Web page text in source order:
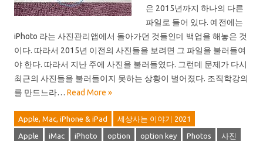
은 2015년까지 하나의 다른
파일로 들어 있다. 예전에는
iPhoto 라는 사진관리앱에서 돌아가던 것들인데 백업을 해놓은 것
이다. 따라서 2015년 이전의 사진들을 보려면 그 파일을 불러들여
야 한다. 따라서 지난 주에 사진을 불러들였다. 그런데 문제가 다시
최근의 사진들을 불러들이지 못하는 상황이 벌어졌다. 조직학강의
를 만드느라… Read More »
Apple, Mac, iPhone & iPad 세상사는 이야기 2021
Apple iMac iPhoto option option key Photos 사진